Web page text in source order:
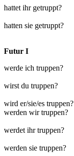
hattet ihr getruppt?
hatten sie getruppt?
Futur I
werde ich truppen?
wirst du truppen?
wird er/sie/es truppen?
werden wir truppen?
werdet ihr truppen?
werden sie truppen?